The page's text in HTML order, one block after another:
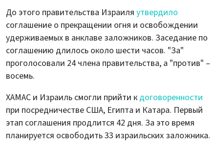
До этого правительства Израиля утвердило
соглашение о прекращении огня и освобождении
удерживаемых в анклаве заложников. Заседание по
соглашению длилось около шести часов. "За"
проголосовали 24 члена правительства, а "против" –
восемь.
ХАМАС и Израиль смогли прийти к договоренности
при посредничестве США, Египта и Катара. Первый
этап соглашения продлится 42 дня. За это время
планируется освободить 33 израильских заложника.